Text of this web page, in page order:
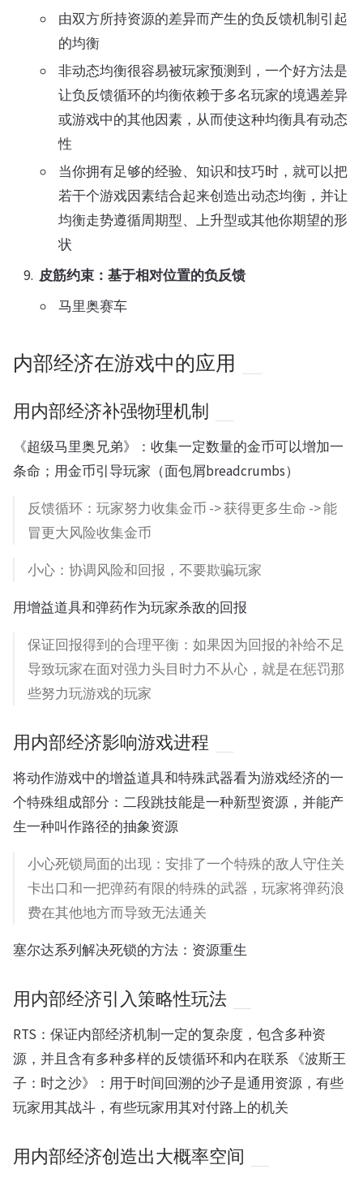
由双方所持资源的差异而产生的负反馈机制引起
的均衡
非动态均衡很容易被玩家预测到，一个好方法是
让负反馈循环的均衡依赖于多名玩家的境遇差异
或游戏中的其他因素，从而使这种均衡具有动态
性
当你拥有足够的经验、知识和技巧时，就可以把
若干个游戏因素结合起来创造出动态均衡，并让
均衡走势遵循周期型、上升型或其他你期望的形
状
皮筋约束：基于相对位置的负反馈
马里奥赛车
内部经济在游戏中的应用
用内部经济补强物理机制
《超级马里奥兄弟》：收集一定数量的金币可以增加一
条命；用金币引导玩家（面包屑breadcrumbs）
反馈循环：玩家努力收集金币 -> 获得更多生命 -> 能
冒更大风险收集金币
小心：协调风险和回报，不要欺骗玩家
用增益道具和弹药作为玩家杀敌的回报
保证回报得到的合理平衡：如果因为回报的补给不足
导致玩家在面对强力头目时力不从心，就是在惩罚那
些努力玩游戏的玩家
用内部经济影响游戏进程
将动作游戏中的增益道具和特殊武器看为游戏经济的一
个特殊组成部分：二段跳技能是一种新型资源，并能产
生一种叫作路径的抽象资源
小心死锁局面的出现：安排了一个特殊的敌人守住关
卡出口和一把弹药有限的特殊的武器，玩家将弹药浪
费在其他地方而导致无法通关
塞尔达系列解决死锁的方法：资源重生
用内部经济引入策略性玩法
RTS：保证内部经济机制一定的复杂度，包含多种资
源，并且含有多种多样的反馈循环和内在联系 《波斯王
子：时之沙》：用于时间回溯的沙子是通用资源，有些
玩家用其战斗，有些玩家用其对付路上的机关
用内部经济创造出大概率空间